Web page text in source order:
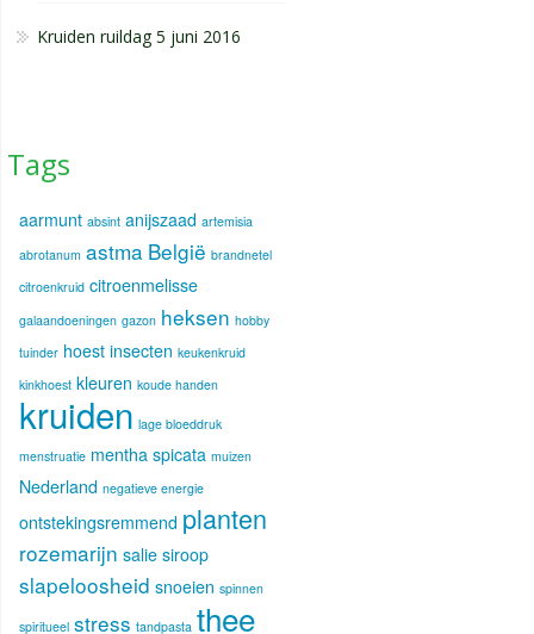
Kruiden ruildag 5 juni 2016
Tags
aarmunt absint anijszaad artemisia
abrotanum astma België brandnetel
citroenkruid citroenmelisse
galaandoeningen gazon heksen hobby
tuinder hoest insecten keukenkruid
kinkhoest kleuren koude handen
kruiden lage bloeddruk
menstruatie mentha spicata muizen
Nederland negatieve energie
ontstekingsremmend planten
rozemarijn salie siroop
slapeloosheid snoeien spinnen
spiritueel stress tandpasta thee